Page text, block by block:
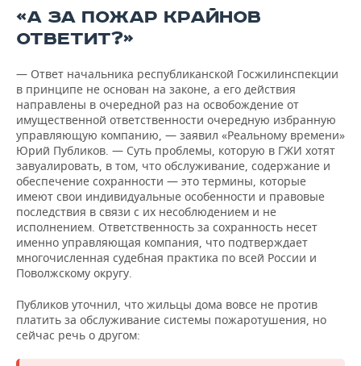
«А ЗА ПОЖАР КРАЙНОВ
ОТВЕТИТ?»
— Ответ начальника республиканской Госжилинспекции
в принципе не основан на законе, а его действия
направлены в очередной раз на освобождение от
имущественной ответственности очередную избранную
управляющую компанию, — заявил «Реальному времени»
Юрий Публиков. — Суть проблемы, которую в ГЖИ хотят
завуалировать, в том, что обслуживание, содержание и
обеспечение сохранности — это термины, которые
имеют свои индивидуальные особенности и правовые
последствия в связи с их несоблюдением и не
исполнением. Ответственность за сохранность несет
именно управляющая компания, что подтверждает
многочисленная судебная практика по всей России и
Поволжскому округу.
Публиков уточнил, что жильцы дома вовсе не против
платить за обслуживание системы пожаротушения, но
сейчас речь о другом: